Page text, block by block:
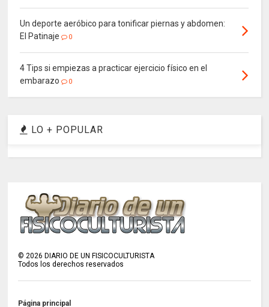
Un deporte aeróbico para tonificar piernas y abdomen:
El Patinaje
0
4 Tips si empiezas a practicar ejercicio físico en el
embarazo
0
LO + POPULAR
©2026 DIARIO DE UN FISICOCULTURISTA
Todos los derechos reservados
Página principal